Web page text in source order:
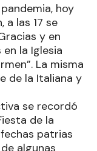
hoy
a las 17 se
y en
la Iglesia
La misma
de la Italiana y
se recordó
de la
patrias
algunas